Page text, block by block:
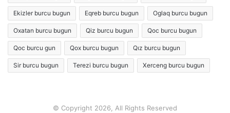
Ekizler burcu bugun Eqreb burcu bugun Oglaq burcu bugun
Oxatan burcu bugun Qiz burcu bugun Qoc burcu bugun
Qoc burcu gun Qox burcu bugun Qız burcu bugun
Sir burcu bugun Terezi burcu bugun Xerceng burcu bugun
© Copyright 2026, All Rights Reserved